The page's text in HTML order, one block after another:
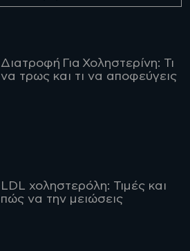
Διατροφή Για Χοληστερίνη: Τι
να τρως και τι να αποφεύγεις
LDL χοληστερόλη: Τιμές και
πώς να την μειώσεις